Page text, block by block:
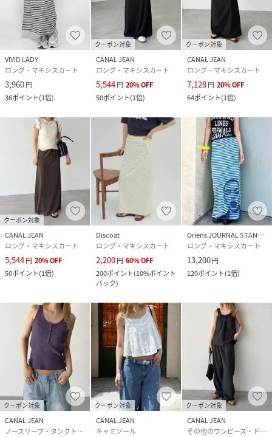
・蛍光増白剤が入っていない洗剤をご使用ください。
・クリーニングネットをご使用ください。
・濃い色と白・淡色物は分けて洗ってください。
・洗濯で多少縮むことがあります。洗濯後はすばやく形を整
えて干してください。タンブラー乾燥はお避けください。
・アイロンの際は当て布をご使用ください。
・着用時の汗や摩擦により、他の衣類や鞄などに色移りする
い。
・摩擦や引っかけにご留意ください。
※取り扱い及びお手入れ方法については、商品についている
取扱表示、洗濯表示にてご確認下さい。
※照明の関係により、実際よりも色味が違って見える場合が
あります。
またパソコン・スマートフォンなどの環境により、若干製品
と画像のカラーが異なる場合もございます。
※商品の色味は、商品アップ画像をご参照ください。
レディース
素材 ポリエステル65％, コットン35％
サイズ ONE
品番
RX4595_261
(261-000366-073-1 RX4595
VIVID LADY
ロング・マキシスカート
3,960円
36ポイント(1倍)
クーポン対象
CANAL JEAN
ロング・マキシスカート
5,544円 20%OFF
50ポイント(1倍)
クーポン対象
CANAL JEAN
ロング・マキシスカート
7,128円 20%OFF
64ポイント(1倍)
クーポン対象
CANAL JEAN
ロング・マキシスカート
5,544円 20%OFF
50ポイント(1倍)
Discoat
ロング・マキシスカート
2,200円 60%OFF
200ポイント(10%ポイント
バック)
Oriens JOURNAL STANDARD
ロング・マキシスカート
13,200円
120ポイント(1倍)
クーポン対象
CANAL JEAN
ノースリーブ・タンクトップ
クーポン対象
CANAL JEAN
キャミソール
クーポン対象
CANAL JEAN
その他のワンピース・ドレス